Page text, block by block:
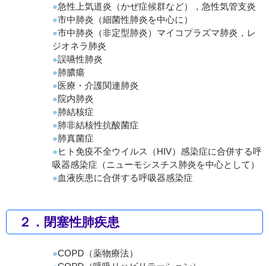
急性上気道炎（かぜ症候群など），急性気管支炎
市中肺炎（細菌性肺炎を中心に）
市中肺炎（非定型肺炎）マイコプラズマ肺炎，レ
ジオネラ肺炎
誤嚥性肺炎
肺膿瘍
医療・介護関連肺炎
院内肺炎
肺結核症
肺非結核性抗酸菌症
肺真菌症
ヒト免疫不全ウイルス（HIV）感染症に合併する呼
吸器感染症（ニューモシスチス肺炎を中心として）
血液疾患に合併する呼吸器感染症
２．閉塞性肺疾患
COPD（薬物療法）